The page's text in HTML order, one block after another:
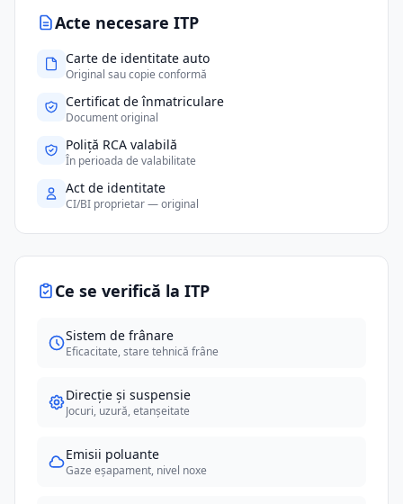
Acte necesare ITP
Carte de identitate auto
Original sau copie conformă
Certificat de înmatriculare
Document original
Poliță RCA valabilă
În perioada de valabilitate
Act de identitate
CI/BI proprietar — original
Ce se verifică la ITP
Sistem de frânare
Eficacitate, stare tehnică frâne
Direcție și suspensie
Jocuri, uzură, etanșeitate
Emisii poluante
Gaze eșapament, nivel noxe